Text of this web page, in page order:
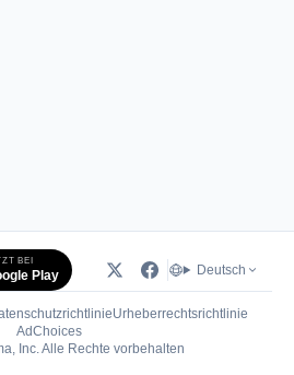
BEI
Play Deutsch
Urheberrechtsrichtlinie
AdChoices(öffnet in neuem Tab)
Inc. Alle Rechte vorbehalten